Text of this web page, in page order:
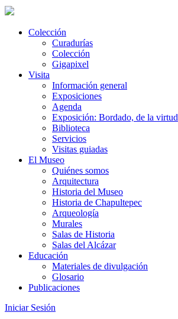
Colección
Curadurías
Colección
Gigapixel
Visita
Información general
Exposiciones
Agenda
Exposición: Bordado, de la virtud
Biblioteca
Servicios
Visitas guiadas
El Museo
Quiénes somos
Arquitectura
Historia del Museo
Historia de Chapultepec
Arqueología
Murales
Salas de Historia
Salas del Alcázar
Educación
Materiales de divulgación
Glosario
Publicaciones
Iniciar Sesión